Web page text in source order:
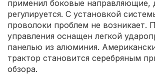
применил боковые направляющие,
регулируется. С установкой
проволоки проблем не возникает.
управления оснащен легкой
панелью из алюминия.
трактор становится серебряным
обзора.